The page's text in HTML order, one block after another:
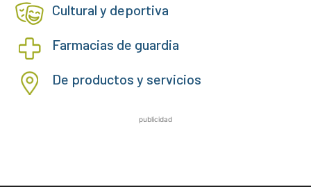
Cultural y deportiva
Farmacias de guardia
De productos y servicios
publicidad